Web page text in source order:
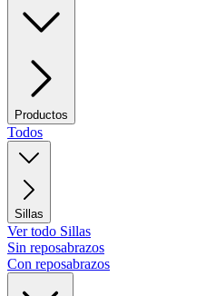
Productos
Todos
Sillas
Ver todo Sillas
Sin reposabrazos
Con reposabrazos